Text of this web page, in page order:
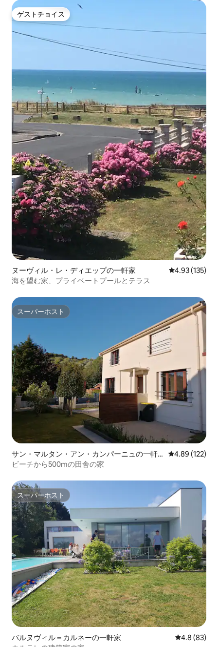
ゲストチョイス
ゲストチョイス
ヌーヴィル・レ・ディエップの一軒家 レビュー135
4.93 (135)
海を望む家、プライベートプールとテラス
スーパーホスト
スーパーホスト
サン・マルタン・アン・カンパーニュの一軒
家
レビュー122
4.89 (122)
ビーチから500mの田舎の家
スーパーホスト
スーパーホスト
バルヌヴィル＝カルネーの一軒家 レビュー83
4.8 (83)